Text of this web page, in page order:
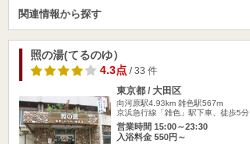
関連情報から探す
照の湯(てるのゆ）
4.3点/ 33 件
東京都 / 大田区
向河原駅4.93km 雑色駅567m
京浜急行線「雑色」駅下車、徒歩5分
営業時間 15:00～23:30
入浴料金 550円～